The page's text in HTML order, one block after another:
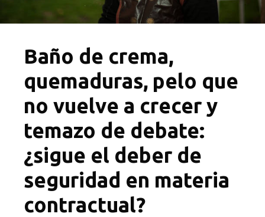
Baño de crema,
quemaduras, pelo que
no vuelve a crecer y
temazo de debate:
¿sigue el deber de
seguridad en materia
contractual?